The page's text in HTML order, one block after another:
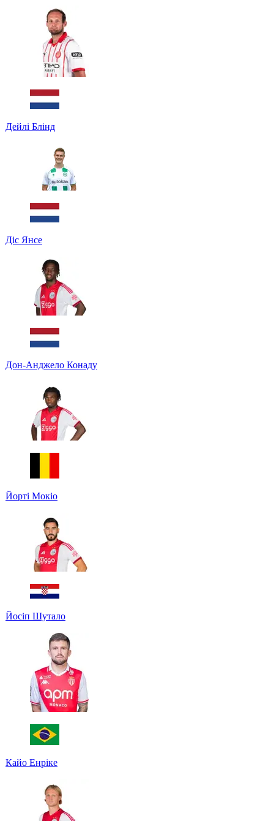
Дейлі Блінд
Діс Янсе
Дон-Анджело Конаду
Йорті Мокіо
Йосіп Шутало
Кайо Енріке